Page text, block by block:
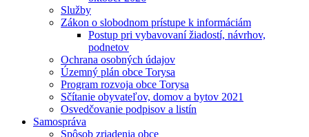
Služby
Zákon o slobodnom prístupe k informáciám
Postup pri vybavovaní žiadostí, návrhov,
podnetov
Ochrana osobných údajov
Územný plán obce Torysa
Program rozvoja obce Torysa
Sčítanie obyvateľov, domov a bytov 2021
Osvedčovanie podpisov a listín
Samospráva
Spôsob zriadenia obce